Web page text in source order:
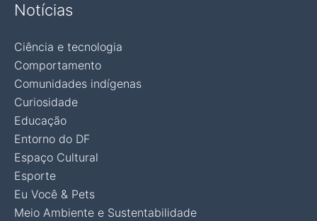
Notícias
Ciência e tecnologia
Comportamento
Comunidades indígenas
Curiosidade
Educação
Entorno do DF
Espaço Cultural
Esporte
Eu Você & Pets
Meio Ambiente e Sustentabilidade